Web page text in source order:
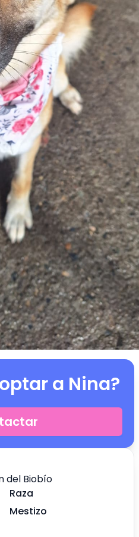
del Biobío
Raza
Mestizo
a Nina?